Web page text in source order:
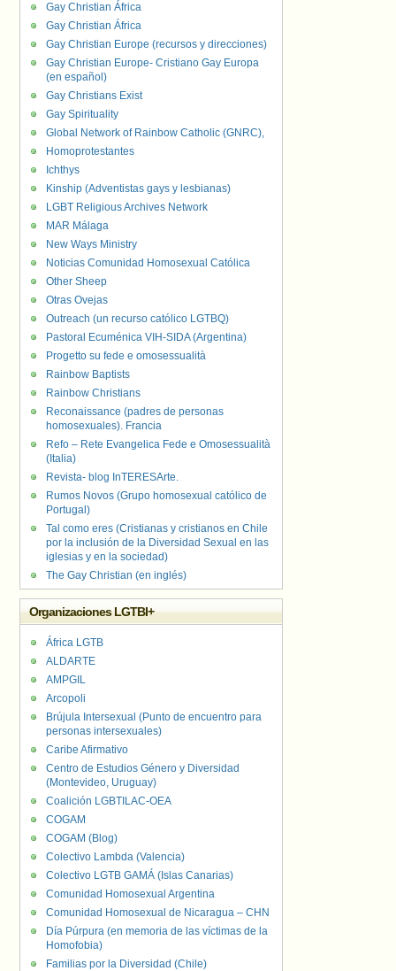
Gay Christian África
Gay Christian África
Gay Christian Europe (recursos y direcciones)
Gay Christian Europe- Cristiano Gay Europa
(en español)
Gay Christians Exist
Gay Spirituality
Global Network of Rainbow Catholic (GNRC),
Homoprotestantes
Ichthys
Kinship (Adventistas gays y lesbianas)
LGBT Religious Archives Network
MAR Málaga
New Ways Ministry
Noticias Comunidad Homosexual Católica
Other Sheep
Otras Ovejas
Outreach (un recurso católico LGTBQ)
Pastoral Ecuménica VIH-SIDA (Argentina)
Progetto su fede e omosessualità
Rainbow Baptists
Rainbow Christians
Reconaissance (padres de personas
homosexuales). Francia
Refo – Rete Evangelica Fede e Omosessualità
(Italia)
Revista- blog InTERESArte.
Rumos Novos (Grupo homosexual católico de
Portugal)
Tal como eres (Cristianas y cristianos en Chile
por la inclusión de la Diversidad Sexual en las
iglesias y en la sociedad)
The Gay Christian (en inglés)
Organizaciones LGTBI+
África LGTB
ALDARTE
AMPGIL
Arcopoli
Brújula Intersexual (Punto de encuentro para
personas intersexuales)
Caribe Afirmativo
Centro de Estudios Género y Diversidad
(Montevideo, Uruguay)
Coalición LGBTILAC-OEA
COGAM
COGAM (Blog)
Colectivo Lambda (Valencia)
Colectivo LGTB GAMÁ (Islas Canarias)
Comunidad Homosexual Argentina
Comunidad Homosexual de Nicaragua – CHN
Día Púrpura (en memoria de las víctimas de la
Homofobia)
Familias por la Diversidad (Chile)